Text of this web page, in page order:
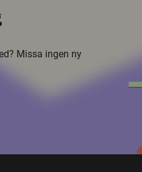
Missa ingen ny